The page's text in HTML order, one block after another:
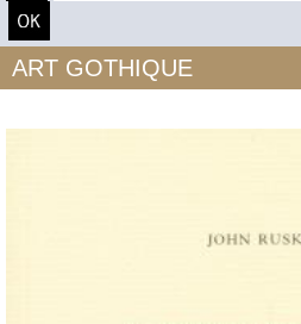
ART GOTHIQUE